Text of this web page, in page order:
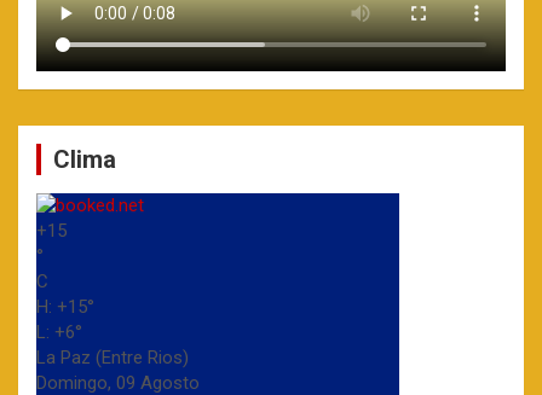
Clima
+15
°
C
H: +15°
L: +6°
La Paz (Entre Rios)
Domingo, 09 Agosto